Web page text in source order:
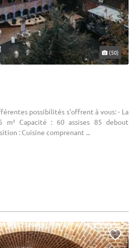
(50)
possibilités s'offrent à vous: - La
m² Capacité : 60 assises 85 debout
: Cuisine comprenant ...